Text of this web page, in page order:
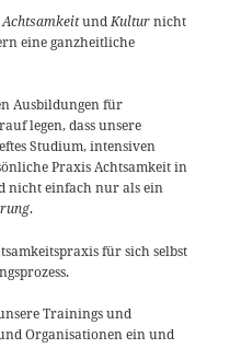
AchtsamkeitundKulturnicht
eine ganzheitliche
Ausbildungen für
legen, dass unsere
Studium, intensiven
Praxis Achtsamkeit in
nicht einfach nur als ein
.
für sich selbst
Trainings und
Organisationen ein und